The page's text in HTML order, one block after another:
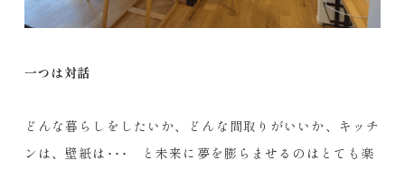
一つは対話
どんな暮らしをしたいか、どんな間取りがいいか、キッチ
ンは、壁紙は･･･ と未来に夢を膨らませるのはとても楽